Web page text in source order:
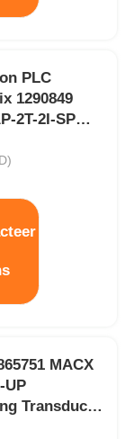
PLC
1290849
2T-2I-SP
MACX
UP
Transducer